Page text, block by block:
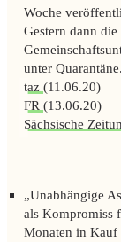
Woche
Gestern dann
unter Quarantäne.
taz(11.06.20)
FR(13.06.20)
Sächsische
„Unabhängige
als Kompromiss
Monaten in